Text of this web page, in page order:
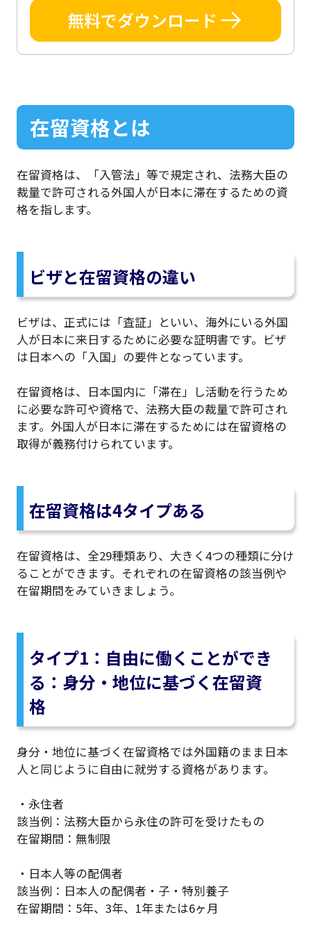
無料でダウンロード
在留資格とは
在留資格は、「入管法」等で規定され、法務大臣の
裁量で許可される外国人が日本に滞在するための資
格を指します。
ビザと在留資格の違い
ビザは、正式には「査証」といい、海外にいる外国
人が日本に来日するために必要な証明書です。ビザ
は日本への「入国」の要件となっています。
在留資格は、日本国内に「滞在」し活動を行うため
に必要な許可や資格で、法務大臣の裁量で許可され
ます。外国人が日本に滞在するためには在留資格の
取得が義務付けられています。
在留資格は4タイプある
在留資格は、全29種類あり、大きく4つの種類に分け
ることができます。それぞれの在留資格の該当例や
在留期間をみていきましょう。
タイプ1：自由に働くことができ
る：身分・地位に基づく在留資
格
身分・地位に基づく在留資格では外国籍のまま日本
人と同じように自由に就労する資格があります。
・永住者
該当例：法務大臣から永住の許可を受けたもの
在留期間：無制限
・日本人等の配偶者
該当例：日本人の配偶者・子・特別養子
在留期間：5年、3年、1年または6ヶ月